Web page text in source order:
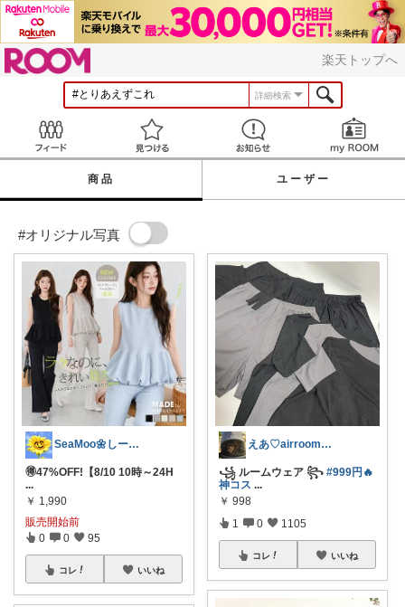
楽天トップへ
詳細検索
見つける お知らせ
商品 ユーザー
#オリジナル写真
SeaMoo🌼しーむー🌼
🉐47%OFF!【8/10 10時～24H
...
￥ 1,990
販売開始前
0 0 95
コレ いいね
えあ♡airroom❀ラクして整う暮らし
꧁ ルームウェア ꧂ #999円🔥
神コス ...
￥ 998
1 0 1105
コレ いいね